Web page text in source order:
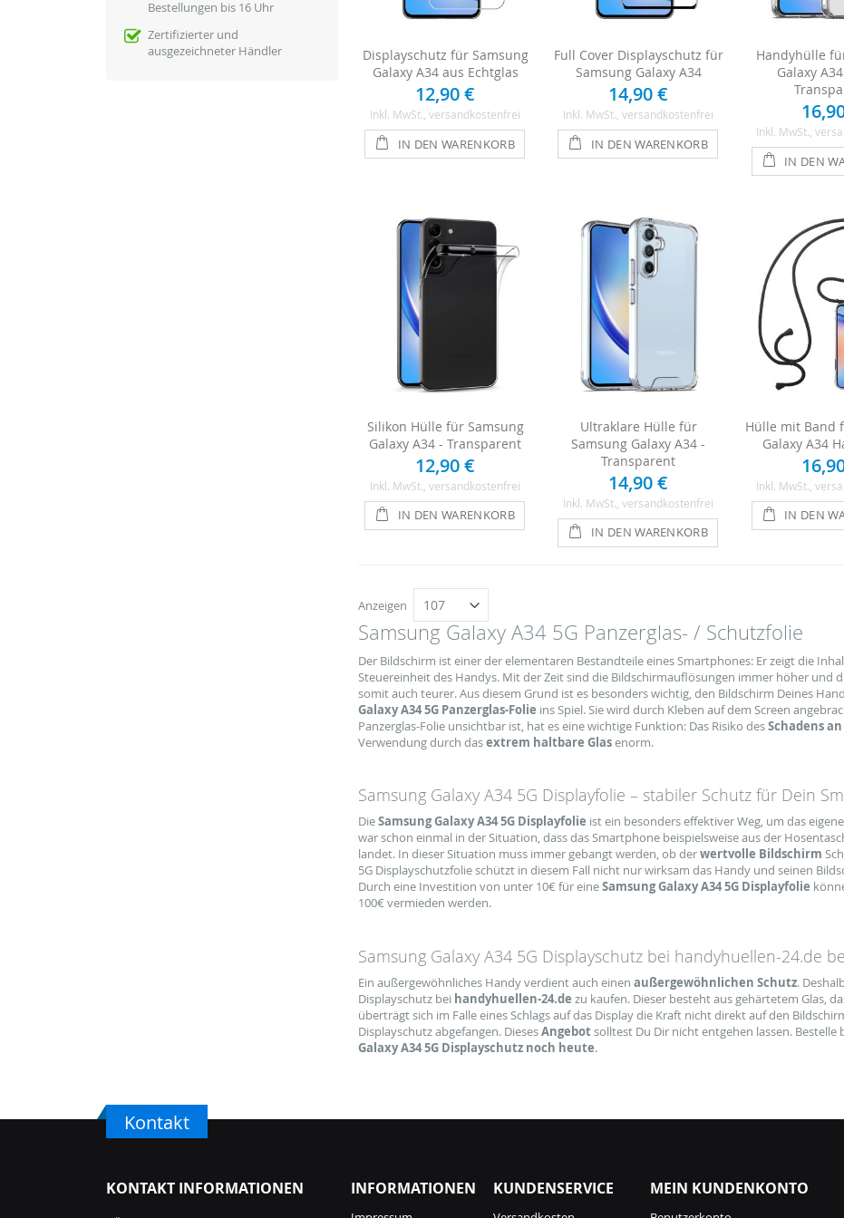
Displayschutz für Samsung
Galaxy A34 aus Echtglas
12,90 €
Inkl. MwSt., versandkostenfrei
IN DEN WARENKORB
Full Cover Displayschutz für
Samsung Galaxy A34
14,90 €
Inkl. MwSt., versandkostenfrei
IN DEN WARENKORB
Handyhülle
Galaxy
Inkl. MwSt.,
IN DEN
Silikon Hülle für Samsung
Galaxy A34 - Transparent
12,90 €
Inkl. MwSt. , versandkostenfrei
IN DEN WARENKORB
Ultraklare Hülle für
Samsung Galaxy A34 -
Transparent
14,90 €
Inkl. MwSt. , versandkostenfrei
IN DEN WARENKORB
Hülle mit Band
Galaxy A34
Inkl. MwSt. ,
IN DEN
Anzeigen
Samsung Galaxy A34 5G Panzerglas- / Schutzfolie
Der Bildschirm ist einer der elementaren Bestandteile eines Smartphones: Er zeigt die
Steuereinheit des Handys. Mit der Zeit sind die Bildschirmauflösungen immer höher und
somit auch teurer. Aus diesem Grund ist es besonders wichtig, den Bildschirm Deines
Galaxy A34 5G Panzerglas-Folie ins Spiel. Sie wird durch Kleben auf dem Screen
Panzerglas-Folie unsichtbar ist, hat es eine wichtige Funktion: Das Risiko desSchadens
Verwendung durch dasextrem haltbare Glasenorm.
Samsung Galaxy A34 5G Displayfolie – stabiler Schutz für Dein
DieSamsung Galaxy A34 5G Displayfolie ist ein besonders effektiver Weg, um das
war schon einmal in der Situation, dass das Smartphone beispielsweise aus der
landet. In dieser Situation muss immer gebangt werden, ob derwertvolle Bildschirm
5G Displayschutzfolie schützt in diesem Fall nicht nur wirksam das Handy und seinen
Durch eine Investition von unter 10€ für eineSamsung Galaxy A34 5G Displayfolie
100€ vermieden werden.
Samsung Galaxy A34 5G Displayschutz bei handyhuellen-24.de
Ein außergewöhnliches Handy verdient auch einen außergewöhnlichen Schutz.
Displayschutz bei handyhuellen-24.de zu kaufen. Dieser besteht aus gehärtetem Glas,
überträgt sich im Falle eines Schlags auf das Display die Kraft nicht direkt auf den
Displayschutz abgefangen. DiesesAngebotsolltest Du Dir nicht entgehen lassen. Bestelle
Galaxy A34 5G Displayschutz noch heute.
Bestellungen bis 16 Uhr
Zertifizierter und
ausgezeichneter Händler
Kontakt
KONTAKT INFORMATIONEN INFORMATIONEN KUNDENSERVICE MEIN KUNDENKONTO